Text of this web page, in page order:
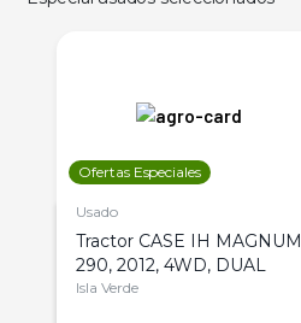
Ofertas Especiales
Usado
Tractor CASE IH MAGNUM
290, 2012, 4WD, DUAL
Isla Verde